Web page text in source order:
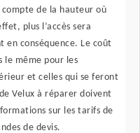
de la hauteur où
plus l’accès sera
conséquence. Le coût
le même pour les
et celles qui se feront
Velux à réparer doivent
sur les tarifs de
de devis.